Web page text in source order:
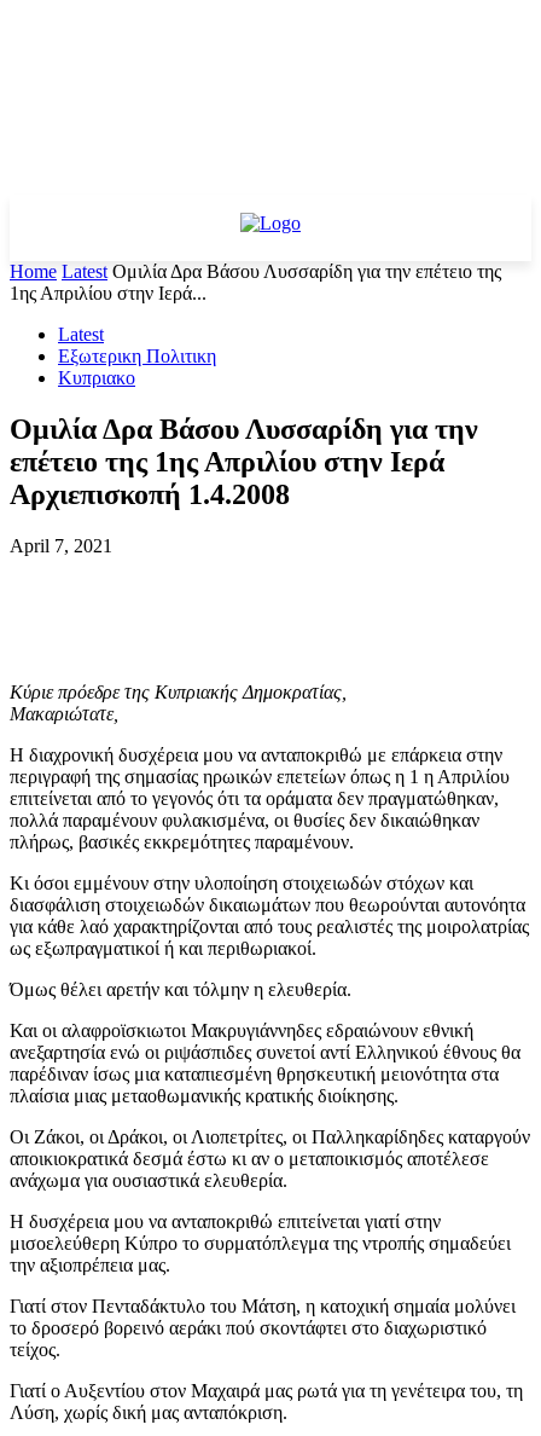
Home Latest Ομιλία Δρα Βάσου Λυσσαρίδη για την επέτειο της
1ης Απριλίου στην Ιερά...
Latest
Εξωτερικη Πολιτικη
Κυπριακο
Ομιλία Δρα Βάσου Λυσσαρίδη για την
επέτειο της 1ης Απριλίου στην Ιερά
Αρχιεπισκοπή 1.4.2008
April 7, 2021
Κύριε πρόεδρε της Κυπριακής Δημοκρατίας,
Μακαριώτατε,
Η διαχρονική δυσχέρεια μου να ανταποκριθώ με επάρκεια στην
περιγραφή της σημασίας ηρωικών επετείων όπως η 1 η Απριλίου
επιτείνεται από το γεγονός ότι τα οράματα δεν πραγματώθηκαν,
πολλά παραμένουν φυλακισμένα, οι θυσίες δεν δικαιώθηκαν
πλήρως, βασικές εκκρεμότητες παραμένουν.
Κι όσοι εμμένουν στην υλοποίηση στοιχειωδών στόχων και
διασφάλιση στοιχειωδών δικαιωμάτων που θεωρούνται αυτονόητα
για κάθε λαό χαρακτηρίζονται από τους ρεαλιστές της μοιρολατρίας
ως εξωπραγματικοί ή και περιθωριακοί.
Όμως θέλει αρετήν και τόλμην η ελευθερία.
Και οι αλαφροϊσκιωτοι Μακρυγιάννηδες εδραιώνουν εθνική
ανεξαρτησία ενώ οι ριψάσπιδες συνετοί αντί Ελληνικού έθνους θα
παρέδιναν ίσως μια καταπιεσμένη θρησκευτική μειονότητα στα
πλαίσια μιας μεταοθωμανικής κρατικής διοίκησης.
Οι Ζάκοι, οι Δράκοι, οι Λιοπετρίτες, οι Παλληκαρίδηδες καταργούν
αποικιοκρατικά δεσμά έστω κι αν ο μεταποικισμός αποτέλεσε
ανάχωμα για ουσιαστικά ελευθερία.
Η δυσχέρεια μου να ανταποκριθώ επιτείνεται γιατί στην
μισοελεύθερη Κύπρο το συρματόπλεγμα της ντροπής σημαδεύει
την αξιοπρέπεια μας.
Γιατί στον Πενταδάκτυλο του Μάτση, η κατοχική σημαία μολύνει
το δροσερό βορεινό αεράκι πού σκοντάφτει στο διαχωριστικό
τείχος.
Γιατί ο Αυξεντίου στον Μαχαιρά μας ρωτά για τη γενέτειρα του, τη
Λύση, χωρίς δική μας ανταπόκριση.